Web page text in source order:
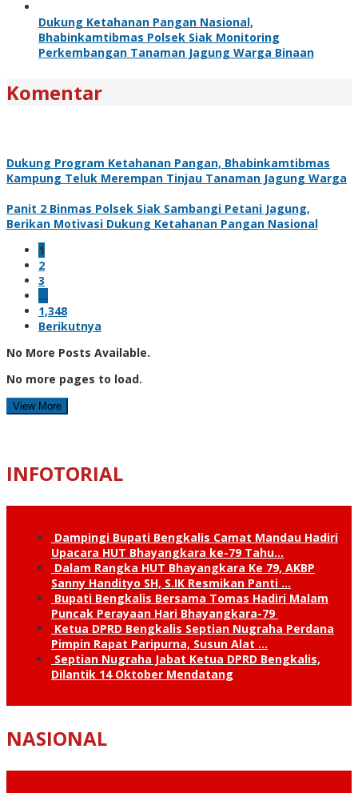
Dukung Ketahanan Pangan Nasional,
Bhabinkamtibmas Polsek Siak Monitoring
Perkembangan Tanaman Jagung Warga Binaan
Komentar
Dukung Program Ketahanan Pangan, Bhabinkamtibmas
Kampung Teluk Merempan Tinjau Tanaman Jagung Warga
Panit 2 Binmas Polsek Siak Sambangi Petani Jagung,
Berikan Motivasi Dukung Ketahanan Pangan Nasional
1
2
3
…
1,348
Berikutnya
No More Posts Available.
No more pages to load.
View More
INFOTORIAL
Dampingi Bupati Bengkalis Camat Mandau Hadiri
Upacara HUT Bhayangkara ke-79 Tahu…
Dalam Rangka HUT Bhayangkara Ke 79, AKBP
Sanny Handityo SH, S.IK Resmikan Panti …
Bupati Bengkalis Bersama Tomas Hadiri Malam
Puncak Perayaan Hari Bhayangkara-79
Ketua DPRD Bengkalis Septian Nugraha Perdana
Pimpin Rapat Paripurna, Susun Alat …
Septian Nugraha Jabat Ketua DPRD Bengkalis,
Dilantik 14 Oktober Mendatang
NASIONAL